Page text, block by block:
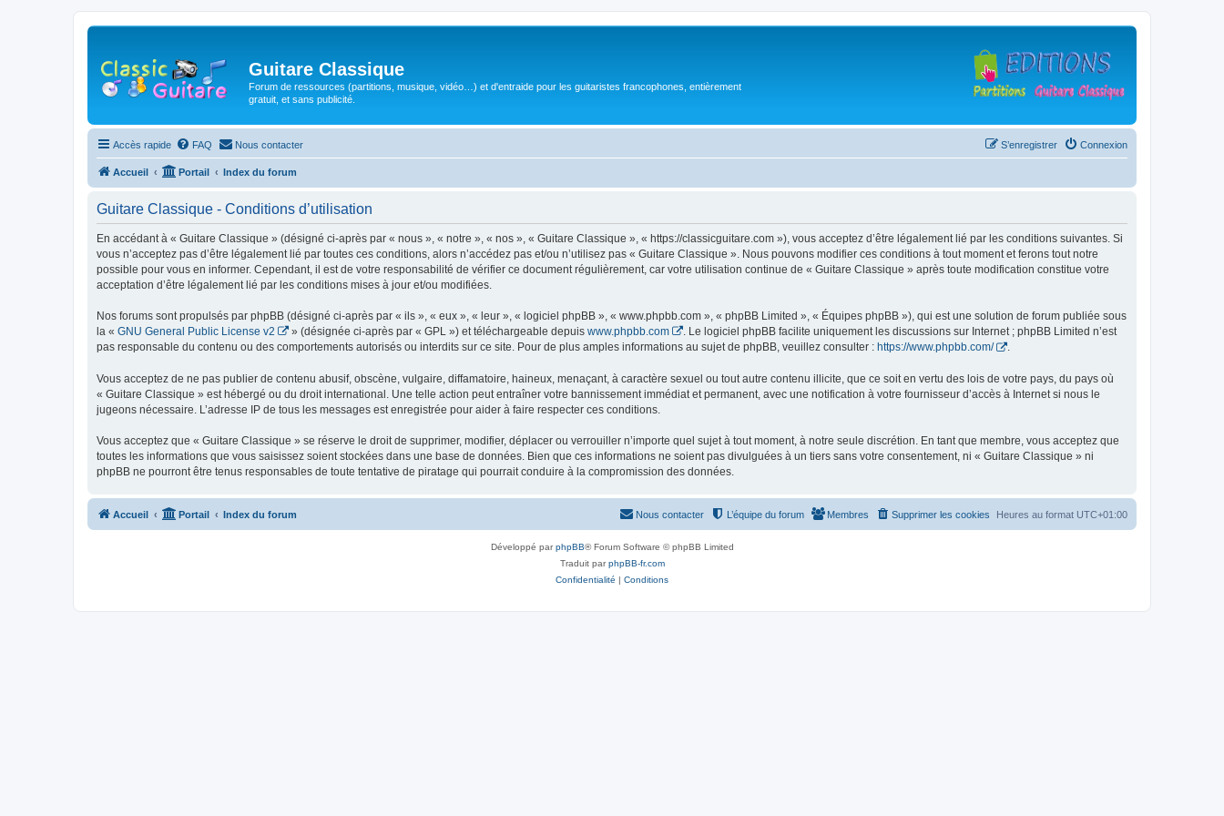
Guitare Classique
Forum de ressources (partitions, musique, vidéo…) et d'entraide pour les guitaristes francophones, entièrement
gratuit, et sans publicité.
Accès rapide FAQ Nous contacter Connexion
S’enregistrer
Accueil Portail Index du forum
Guitare Classique - Conditions d’utilisation
En accédant à « Guitare Classique » (désigné ci-après par « nous », « notre », « nos », « Guitare Classique », « https://classicguitare.com »), vous acceptez d’être légalement lié par les conditions suivantes. Si
vous n’acceptez pas d’être légalement lié par toutes ces conditions, alors n’accédez pas et/ou n’utilisez pas « Guitare Classique ». Nous pouvons modifier ces conditions à tout moment et ferons tout notre
possible pour vous en informer. Cependant, il est de votre responsabilité de vérifier ce document régulièrement, car votre utilisation continue de « Guitare Classique » après toute modification constitue votre
acceptation d’être légalement lié par les conditions mises à jour et/ou modifiées.
Nos forums sont propulsés par phpBB (désigné ci-après par « ils », « eux », « leur », « logiciel phpBB », « www.phpbb.com », « phpBB Limited », « Équipes phpBB »), qui est une solution de forum publiée sous
la « GNU General Public License v2 » (désignée ci-après par « GPL ») et téléchargeable depuis www.phpbb.com
. Le logiciel phpBB facilite uniquement les discussions sur Internet ; phpBB Limited n’est
pas responsable du contenu ou des comportements autorisés ou interdits sur ce site. Pour de plus amples informations au sujet de phpBB, veuillez consulter : https://www.phpbb.com/ .
Vous acceptez de ne pas publier de contenu abusif, obscène, vulgaire, diffamatoire, haineux, menaçant, à caractère sexuel ou tout autre contenu illicite, que ce soit en vertu des lois de votre pays, du pays où
« Guitare Classique » est hébergé ou du droit international. Une telle action peut entraîner votre bannissement immédiat et permanent, avec une notification à votre fournisseur d’accès à Internet si nous le
jugeons nécessaire. L’adresse IP de tous les messages est enregistrée pour aider à faire respecter ces conditions.
Vous acceptez que « Guitare Classique » se réserve le droit de supprimer, modifier, déplacer ou verrouiller n’importe quel sujet à tout moment, à notre seule discrétion. En tant que membre, vous acceptez que
toutes les informations que vous saisissez soient stockées dans une base de données. Bien que ces informations ne soient pas divulguées à un tiers sans votre consentement, ni « Guitare Classique » ni
phpBB ne pourront être tenus responsables de toute tentative de piratage qui pourrait conduire à la compromission des données.
Accueil Portail Index du forum Heures au format UTC+01:00
Supprimer les cookies
Membres
L’équipe du forum
Nous contacter
Développé parphpBB® Forum Software © phpBB Limited
Traduit parphpBB-fr.com
Confidentialité | Conditions